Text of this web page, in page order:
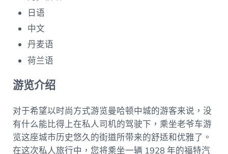
日语
中文
丹麦语
荷兰语
游览介绍
对于希望以时尚方式游览曼哈顿中城的游客来说，没
有什么能比得上在私人司机的驾驶下，乘坐老爷车游
览这座城市历史悠久的街道所带来的舒适和优雅了。
在这次私人旅行中，您将乘坐一辆 1928 年的福特汽